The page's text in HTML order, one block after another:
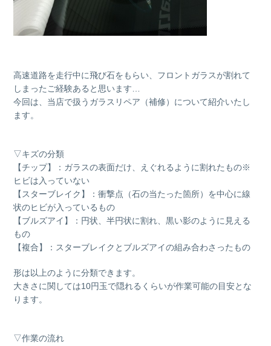
高速道路を走行中に飛び石をもらい、フロントガラスが割れて
しまったご経験あると思います…
今回は、当店で扱うガラスリペア（補修）について紹介いたし
ます。
▽キズの分類
【チップ】：ガラスの表面だけ、えぐれるように割れたもの※
ヒビは入っていない
【スターブレイク】：衝撃点（石の当たった箇所）を中心に線
状のヒビが入っているもの
【ブルズアイ】：円状、半円状に割れ、黒い影のように見える
もの
【複合】：スターブレイクとブルズアイの組み合わさったもの
形は以上のように分類できます。
大きさに関しては10円玉で隠れるくらいが作業可能の目安とな
ります。
▽作業の流れ